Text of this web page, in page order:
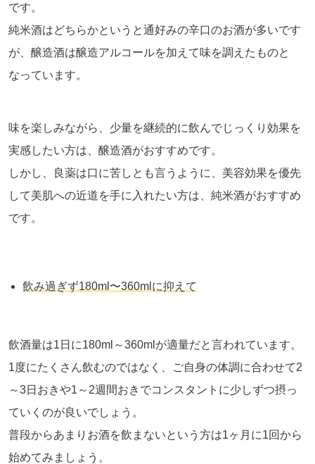
です。
純米酒はどちらかというと通好みの辛口のお酒が多いです
が、醸造酒は醸造アルコールを加えて味を調えたものと
なっています。
味を楽しみながら、少量を継続的に飲んでじっくり効果を
実感したい方は、醸造酒がおすすめです。
しかし、良薬は口に苦しとも言うように、美容効果を優先
して美肌への近道を手に入れたい方は、純米酒がおすすめ
です。
飲み過ぎず180ml〜360mlに抑えて
飲酒量は1 日に180ml ～360ml が適量だと言われています。
1度にたくさん飲むのではなく、ご自身の体調に合わせて2
～3日おきや1 ～ 2週間おきでコンスタントに少しずつ摂っ
ていくのが良いでしょう。
普段からあまりお酒を飲まないという方は1ヶ月に1回から
始めてみましょう。